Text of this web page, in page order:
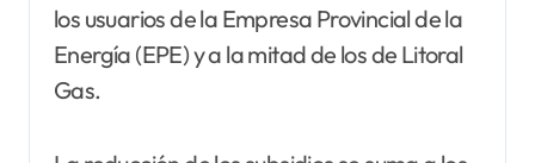
los usuarios de la Empresa Provincial de la
Energía (EPE) y a la mitad de los de Litoral
Gas.